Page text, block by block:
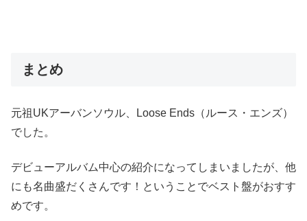
まとめ
元祖UKアーバンソウル、Loose Ends（ルース・エンズ）
でした。
デビューアルバム中心の紹介になってしまいましたが、他
にも名曲盛だくさんです！ということでベスト盤がおすす
めです。